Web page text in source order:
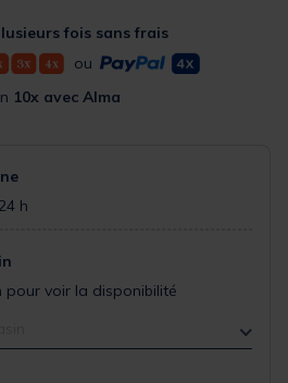
fois sans frais
ou
10x avec Alma
h
pour voir la disponibilité